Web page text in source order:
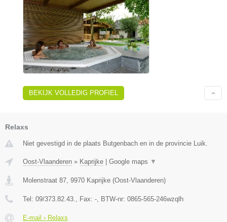
BEKIJK VOLLEDIG PROFIEL
Relaxs
Niet gevestigd in de plaats Butgenbach en in de provincie Luik.
Oost-Vlaanderen » Kaprijke | Google maps ▼
Molenstraat 87 9970 Kaprijke (Oost-Vlaanderen)
Tel: 09/373.82.43. , Fax: - , BTW-nr: 0865-565-246wzqlh
E-mail › Relaxs